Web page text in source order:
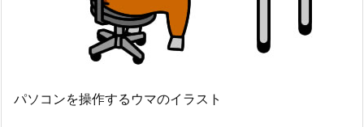
パソコンを操作するウマのイラスト